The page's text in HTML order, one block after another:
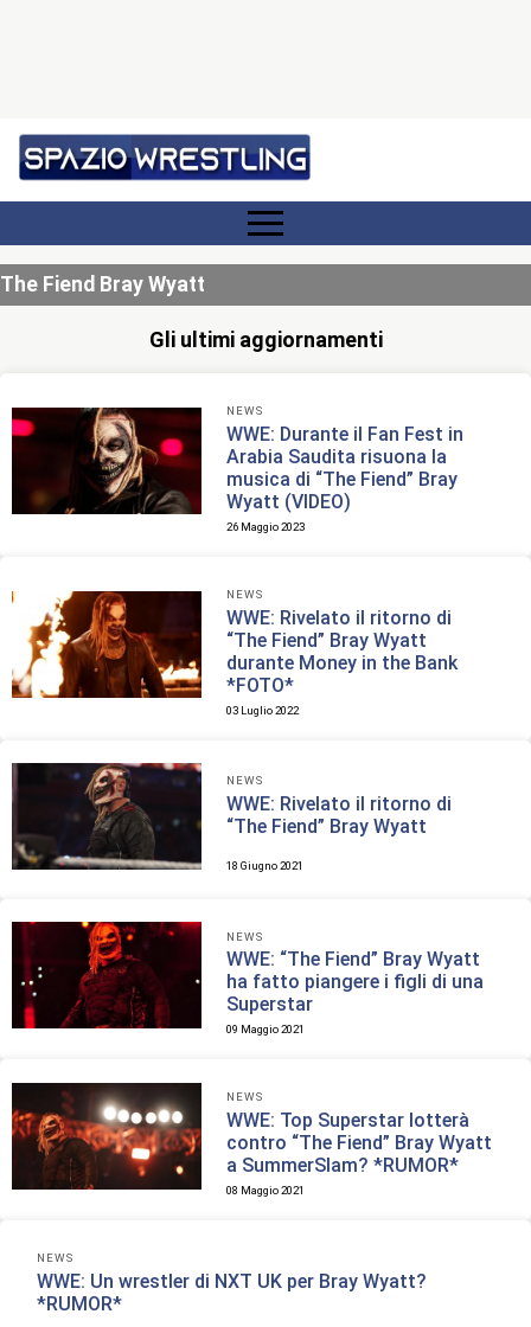
The Fiend Bray Wyatt
Gli ultimi aggiornamenti
NEWS
WWE: Durante il Fan Fest in
Arabia Saudita risuona la
musica di “The Fiend” Bray
Wyatt (VIDEO)
26 Maggio 2023
NEWS
WWE: Rivelato il ritorno di
“The Fiend” Bray Wyatt
durante Money in the Bank
*FOTO*
03 Luglio 2022
NEWS
WWE: Rivelato il ritorno di
“The Fiend” Bray Wyatt
18 Giugno 2021
NEWS
WWE: “The Fiend” Bray Wyatt
ha fatto piangere i figli di una
Superstar
09 Maggio 2021
NEWS
WWE: Top Superstar lotterà
contro “The Fiend” Bray Wyatt
a SummerSlam? *RUMOR*
08 Maggio 2021
NEWS
WWE: Un wrestler di NXT UK per Bray Wyatt?
*RUMOR*